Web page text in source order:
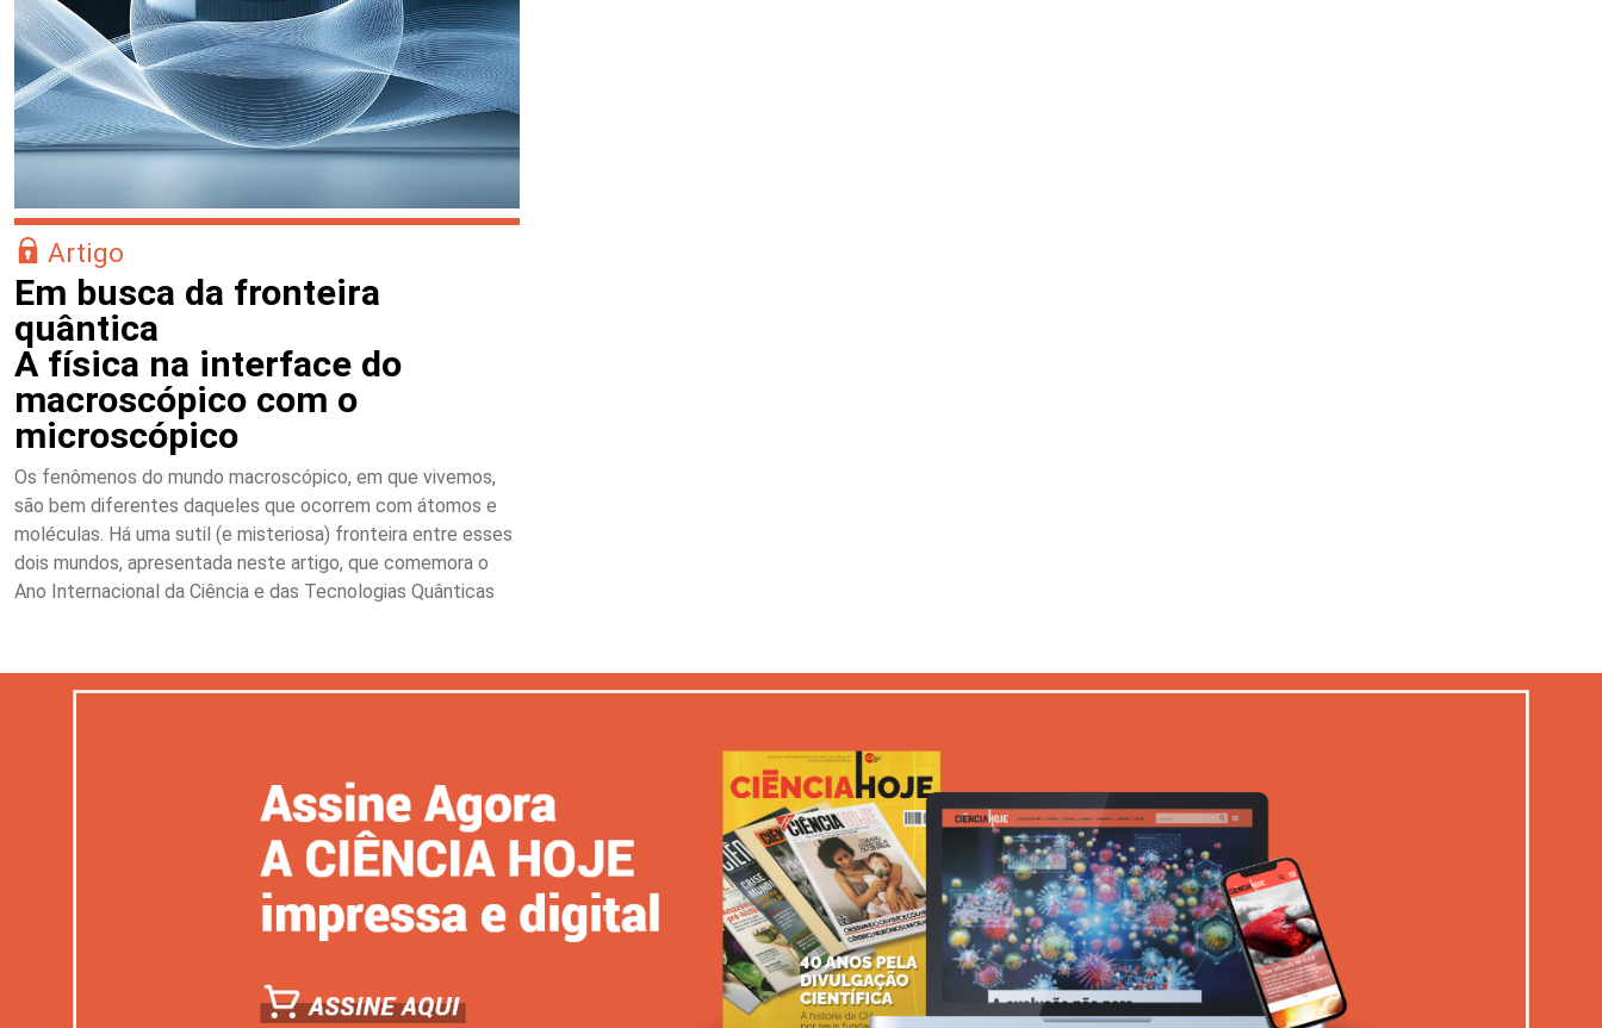
Artigo
Em busca da fronteira
quântica
A física na interface do
macroscópico com o
microscópico
Os fenômenos do mundo macroscópico, em que vivemos,
são bem diferentes daqueles que ocorrem com átomos e
moléculas. Há uma sutil (e misteriosa) fronteira entre esses
dois mundos, apresentada neste artigo, que comemora o
Ano Internacional da Ciência e das Tecnologias Quânticas